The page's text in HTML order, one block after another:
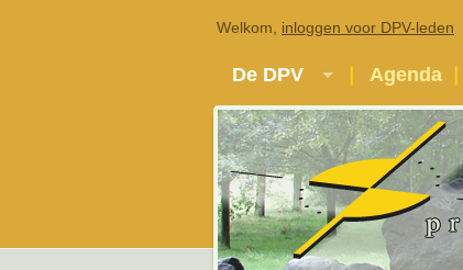
Welkom, inloggen voor DPV-leden
De DPV Agenda